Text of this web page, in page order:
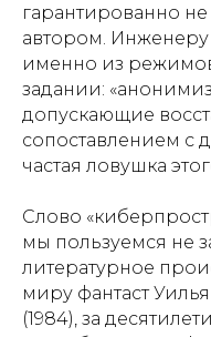
гарантированно
автором. Инженеру
именно из режимов
задании:
допускающие
сопоставлением с
частая ловушка
Слово
мы пользуемся не
литературное
миру фантаст
(1984), за